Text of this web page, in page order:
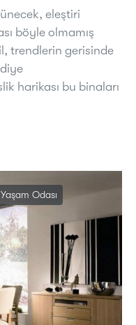
eleştiri
böyle olmamış
trendlerin gerisinde
harikası bu binaları
Yaşam Odası